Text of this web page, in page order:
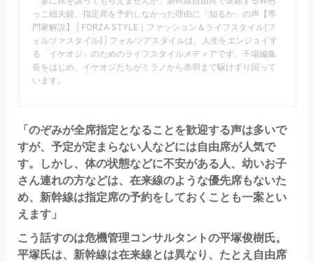
っこ紐夫婦。指定席を予約しなかった理由に「知るか」の声【専
門家解説】 | FORZA STYLE｜ファッション＆ライフスタイル[フ
ォルツァスタイル] | フォルツアスタイルは、人生をエンジョイす
る「イケオジ」のためのライフスタイルメディアです。干場編集
長をはじめ、イケオジたちがミラノから赤羽まで駆けずり回って
います。
「のぞみが全席指定となることを歓迎する声は多いで
すが、予定が定まらない人などには自由席が人気で
す。しかし、体の状態などに不安がある人、幼いお子
さん連れの方などは、在来線のような優先席もないた
め、新幹線は指定席の予約をしておくことも一案とい
えます」
こう話すのは危機管理コンサルタントの平塚俊樹氏。
平塚氏は、新幹線は在来線とは異なり、たとえ自由席